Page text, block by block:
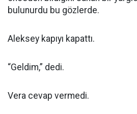
bulunurdu bu gözlerde.
Aleksey kapıyı kapattı.
“Geldim,” dedi.
Vera cevap vermedi.